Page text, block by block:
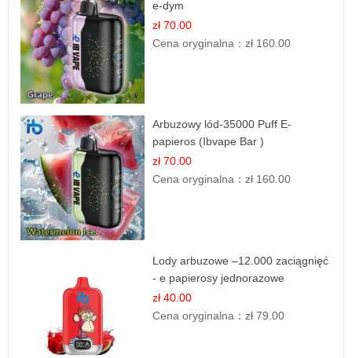
e-dym
zł 70.00
Cena oryginalna：zł 160.00
Arbuzowy lód-35000 Puff E-
papieros (Ibvape Bar )
zł 70.00
Cena oryginalna：zł 160.00
Lody arbuzowe –12.000 zaciągnięć
- e papierosy jednorazowe
zł 40.00
Cena oryginalna：zł 79.00